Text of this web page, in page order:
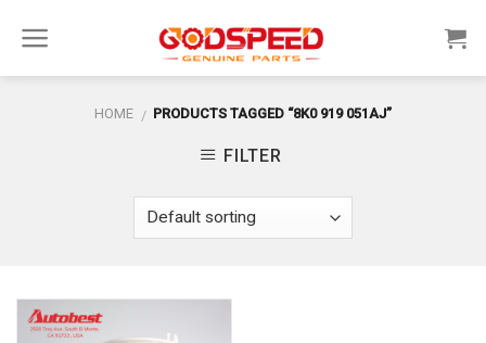
HOME / PRODUCTS TAGGED “8K0 919 051AJ”
FILTER